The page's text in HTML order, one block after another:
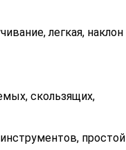
легкая, наклон
скользящих,
простой